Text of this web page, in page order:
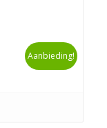
Aanbieding!